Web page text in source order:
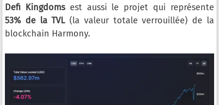
Defi Kingdomsest aussi le projet qui représente
53% de la TVL(la valeur totale verrouillée) de la
blockchain Harmony.